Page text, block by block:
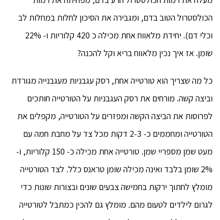
הכולסטרול הטוב בדם, ומגבירה את הסיכון לחלות במחלות לב
וכלי דם). יחידת מלאווח אחת מכילה כ 420 קלוריות ו- 22%
שומן. אז איך נכין מלאווח בריא וקל להכנה?
כל מה שצריך הוא טורטייה אחת, רסק עגבניות מעגבנייה מגורדת
וביצה קשה. מורחים את רסק העגבניות על הטורטייה חותכים
לפרוסות את הביצה הקשה ומפזרים על הטורטייה, מקפלים את
הטורטייה ומחממים כ- 2-3 דקות מכל צד על מחבת חמה עם
מעט שמן מספריי שמן. טורטייה אחת מכילה כ- 150 קלוריות, ו-
2% שומן בלבד ואינה מכילה שומן טראנס כלל. לצד הטורטייה
מומלץ לחתוך ירקות בחמישה צבעים שונים ובצורות שונות כדי
לגרום לילדים לטעום מהם. מומלץ גם להכין כמתבל לטורטייה